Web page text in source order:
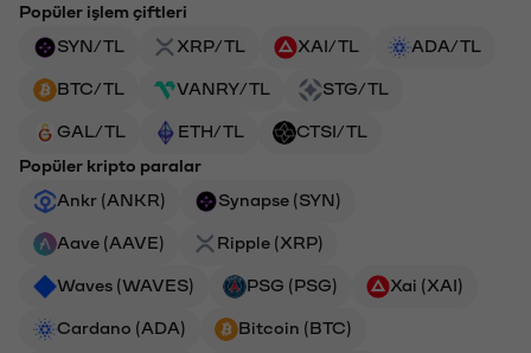
Popüler işlem çiftleri
SYN/TL
XRP/TL XAI/TL ADA/TL
BTC/TL VANRY/TL STG/TL
GAL/TL ETH/TL
CTSI/TL
Popüler kripto paralar
Ankr (ANKR)
Synapse (SYN)
Aave (AAVE) Ripple (XRP)
Waves (WAVES) PSG (PSG) Xai (XAI)
Cardano (ADA) Bitcoin (BTC)